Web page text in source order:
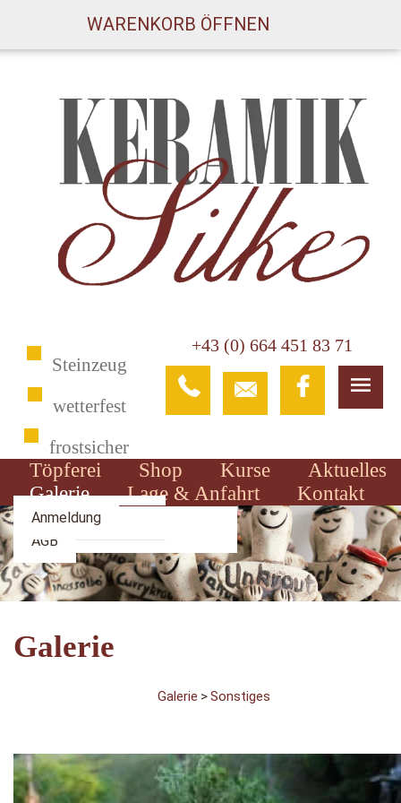
WARENKORB ÖFFNEN
Steinzeug
wetterfest
frostsicher
+43 (0) 664 451 83 71
Töpferei
Über mich
Shop
Zahlung & Versand
AGB
Kurse
Anmeldung
Aktuelles
Galerie
Lage & Anfahrt Kontakt
Galerie
Galerie >Sonstiges